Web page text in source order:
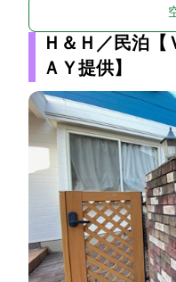
Ｈ＆Ｈ／民泊
ＡＹ提供】